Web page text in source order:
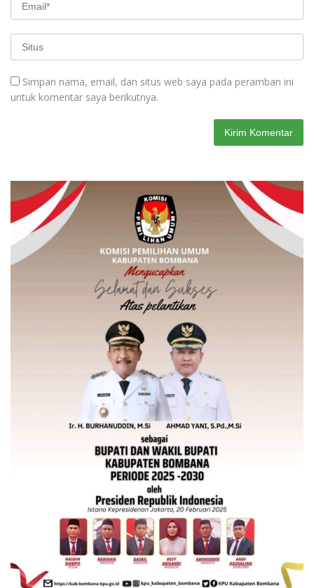
Simpan nama, email, dan situs web saya pada peramban ini
untuk komentar saya berikutnya.